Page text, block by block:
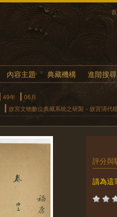
內容主題 典藏機構 進階搜尋
49年
06月
故宮文物數位典藏系統之研製－故宮清代
評分與
請為這